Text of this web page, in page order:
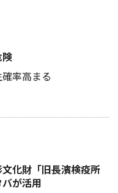
険
率高まる
化財「旧長濱検疫所
が活用